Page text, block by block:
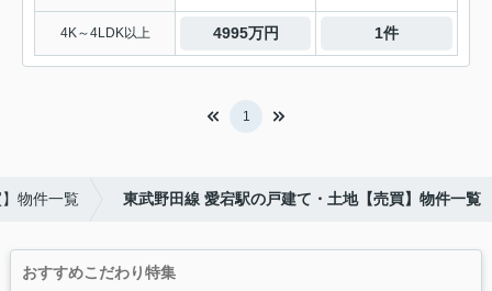
4K～4LDK以上 4995万円 1件
1
物件一覧 東武野田線 愛宕駅の戸建て・土地【売買】物件一覧
おすすめこだわり特集